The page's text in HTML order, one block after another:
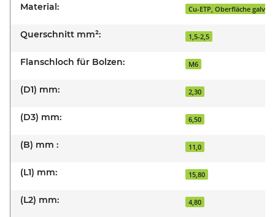
Material: Cu-ETP, Oberfläche
Querschnitt mm²: 1,5-2,5
Flanschloch für Bolzen: M6
(D1) mm: 2,30
(D3) mm: 6,50
(B) mm : 11,0
(L1) mm: 15,80
(L2) mm: 4,80